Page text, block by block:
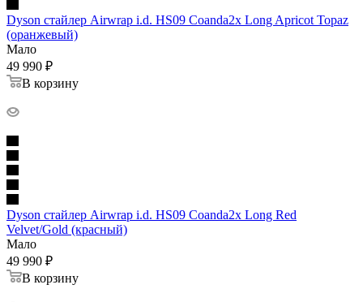
Dyson стайлер Airwrap i.d. HS09 Coanda2x Long Apricot Topaz
(оранжевый)
Мало
49 990 ₽
В корзину
Dyson стайлер Airwrap i.d. HS09 Coanda2x Long Red
Velvet/Gold (красный)
Мало
49 990 ₽
В корзину